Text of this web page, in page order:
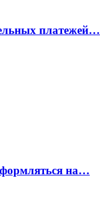
платежей…
на…